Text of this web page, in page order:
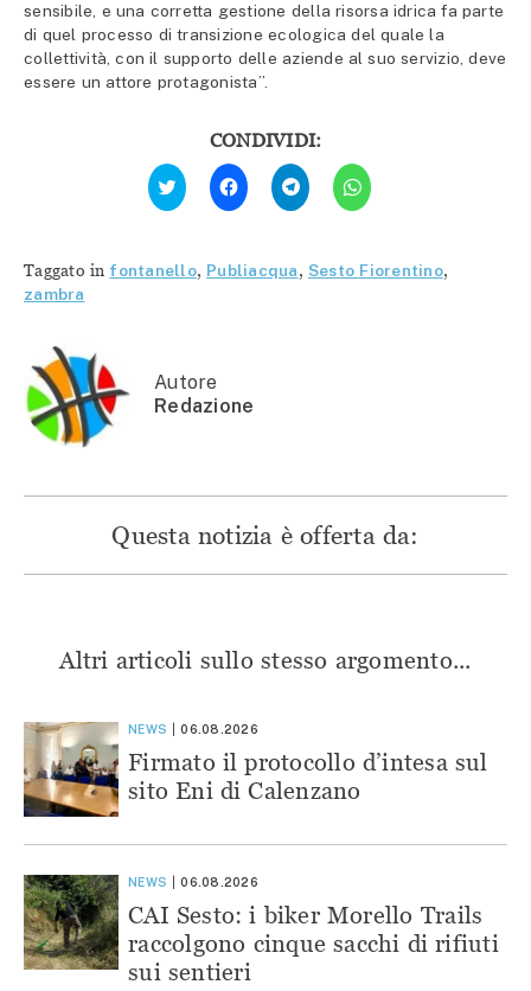
sensibile, e una corretta gestione della risorsa idrica fa parte
di quel processo di transizione ecologica del quale la
collettività, con il supporto delle aziende al suo servizio, deve
essere un attore protagonista”.
CONDIVIDI:
Fai
clic
qui
Twitter
(Si
Fai
clic
per
condividere
(Si
apre
Fai
clic
per
condividere
(Si
apre
Fai
clic
per
(Si
apre
Taggato in fontanello, Publiacqua, Sesto Fiorentino,
zambra
Autore
Redazione
Questa notizia è offerta da:
Altri articoli sullo stesso argomento...
NEWS 06.08.2026
Firmato il protocollo d’intesa sul
sito Eni di Calenzano
NEWS 06.08.2026
CAI Sesto: i biker Morello Trails
raccolgono cinque sacchi di rifiuti
sui sentieri